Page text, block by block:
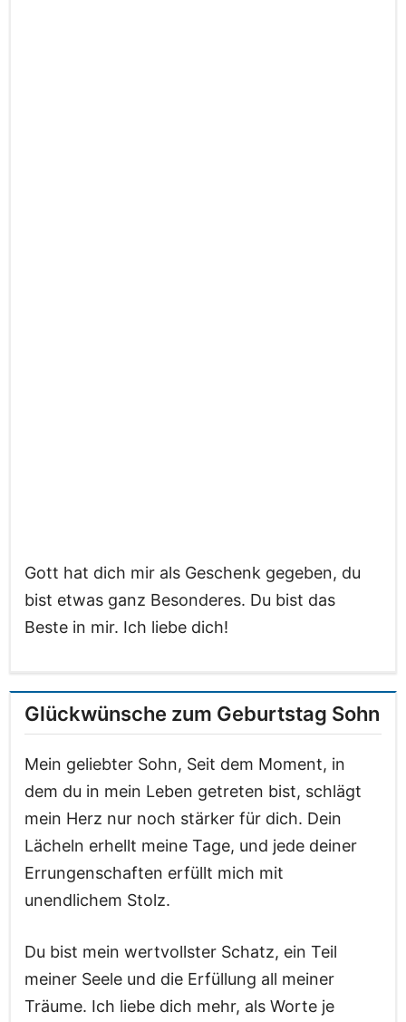
Gott hat dich mir als Geschenk gegeben, du
bist etwas ganz Besonderes. Du bist das
Beste in mir. Ich liebe dich!
Glückwünsche zum Geburtstag Sohn
Mein geliebter Sohn, Seit dem Moment, in
dem du in mein Leben getreten bist, schlägt
mein Herz nur noch stärker für dich. Dein
Lächeln erhellt meine Tage, und jede deiner
Errungenschaften erfüllt mich mit
unendlichem Stolz.
Du bist mein wertvollster Schatz, ein Teil
meiner Seele und die Erfüllung all meiner
Träume. Ich liebe dich mehr, als Worte je